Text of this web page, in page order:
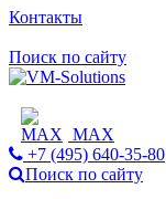
Контакты
Поиск по сайту
MAX
+7 (495) 640-35-80
Поиск по сайту